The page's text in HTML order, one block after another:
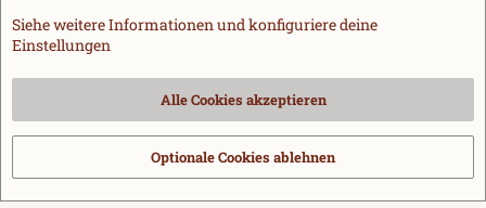
Cookies
Datenschutz
Hilfe und Impressum
Start
S
Community platform by XenForo® © 2010-2026 XenForo Ltd.
via s9e/MediaSites
Siehe weitere Informationen und konfiguriere deine
Einstellungen
Alle Cookies akzeptieren
Optionale Cookies ablehnen